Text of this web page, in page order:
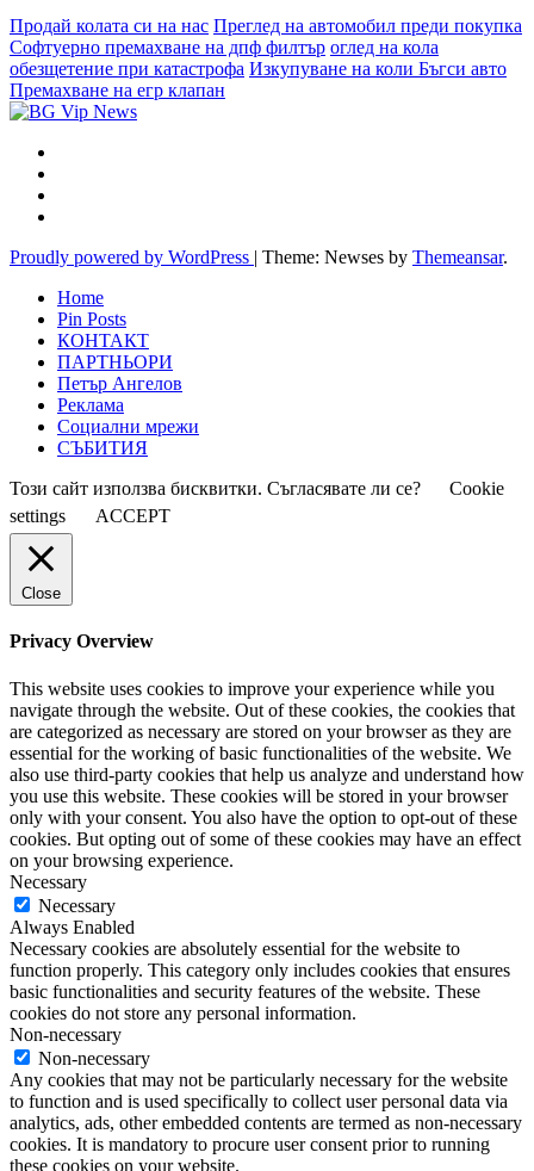
Продай колата си на нас Преглед на автомобил преди покупка
Софтуерно премахване на дпф филтър оглед на кола
обезщетение при катастрофа Изкупуване на коли Бъгси авто
Премахване на егр клапан
Proudly powered by WordPress | Theme: Newses by Themeansar.
Home
Pin Posts
КОНТАКТ
ПАРТНЬОРИ
Петър Ангелов
Реклама
Социални мрежи
СЪБИТИЯ
Този сайт използва бисквитки. Съгласявате ли се?
Cookie
settings
ACCEPT
Close
Privacy Overview
This website uses cookies to improve your experience while you
navigate through the website. Out of these cookies, the cookies that
are categorized as necessary are stored on your browser as they are
essential for the working of basic functionalities of the website. We
also use third-party cookies that help us analyze and understand how
you use this website. These cookies will be stored in your browser
only with your consent. You also have the option to opt-out of these
cookies. But opting out of some of these cookies may have an effect
on your browsing experience.
Necessary
Necessary
Always Enabled
Necessary cookies are absolutely essential for the website to
function properly. This category only includes cookies that ensures
basic functionalities and security features of the website. These
cookies do not store any personal information.
Non-necessary
Non-necessary
Any cookies that may not be particularly necessary for the website
to function and is used specifically to collect user personal data via
analytics, ads, other embedded contents are termed as non-necessary
cookies. It is mandatory to procure user consent prior to running
these cookies on your website.